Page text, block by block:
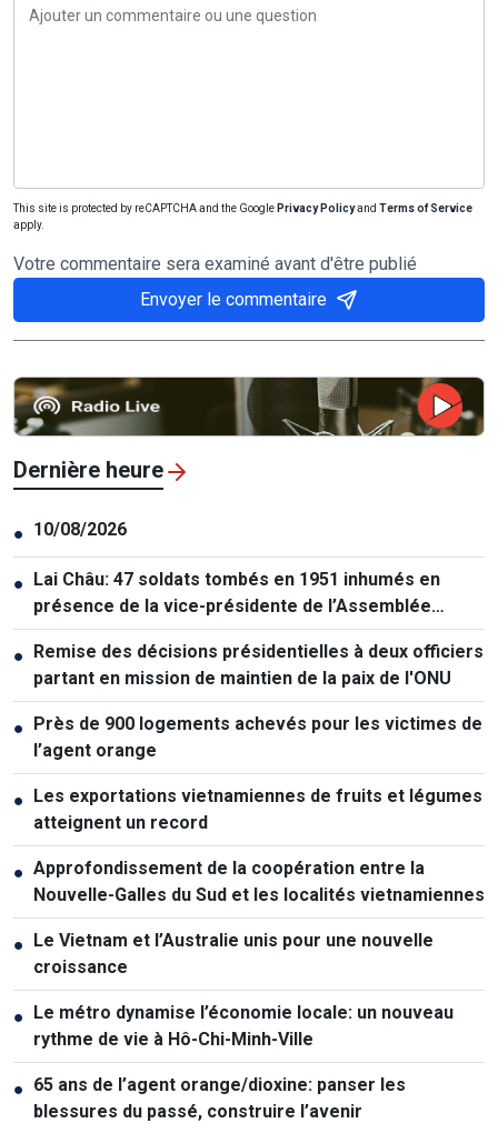
This site is protected by reCAPTCHA and the Google Privacy Policyand Terms of Service
apply.
Votre commentaire sera examiné avant d'être publié
Envoyer le commentaire
Dernière heure
● 10/08/2026
● Lai Châu: 47 soldats tombés en 1951 inhumés en
présence de la vice-présidente de l’Assemblée
nationale
● Remise des décisions présidentielles à deux officiers
partant en mission de maintien de la paix de l'ONU
● Près de 900 logements achevés pour les victimes de
l’agent orange
● Les exportations vietnamiennes de fruits et légumes
atteignent un record
● Approfondissement de la coopération entre la
Nouvelle-Galles du Sud et les localités vietnamiennes
● Le Vietnam et l’Australie unis pour une nouvelle
croissance
● Le métro dynamise l’économie locale: un nouveau
rythme de vie à Hô-Chi-Minh-Ville
● 65 ans de l’agent orange/dioxine: panser les
blessures du passé, construire l’avenir